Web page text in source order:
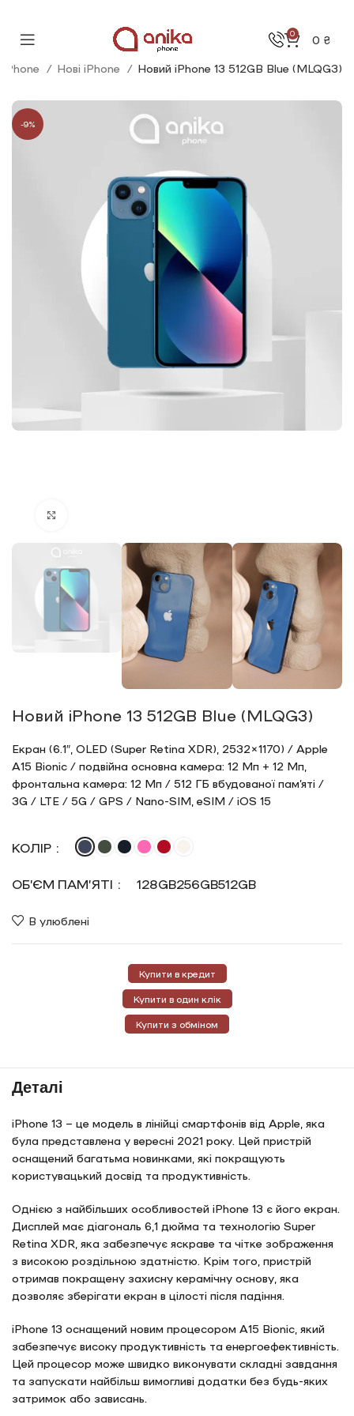
0 0 ₴
iPhone Нові iPhone Новий iPhone 13 512GB Blue (MLQG3)
-9%
Новий iPhone 13 512GB Blue (MLQG3)
Екран (6.1″, OLED (Super Retina XDR), 2532×1170) / Apple
A15 Bionic / подвійна основна камера: 12 Мп + 12 Мп,
фронтальна камера: 12 Мп / 512 ГБ вбудованої пам’яті /
3G / LTE / 5G / GPS / Nano-SIM, eSIM / iOS 15
КОЛІР
ОБ’ЄМ ПАМ’ЯТІ 128GB256GB512GB
В улюблені
Купити в кредит
Купити в один клік
Купити з обміном
Деталі
iPhone 13 – це модель в лінійці смартфонів від Apple, яка
була представлена у вересні 2021 року. Цей пристрій
оснащений багатьма новинками, які покращують
користувацький досвід та продуктивність.
Однією з найбільших особливостей iPhone 13 є його екран.
Дисплей має діагональ 6,1 дюйма та технологію Super
Retina XDR, яка забезпечує яскраве та чітке зображення
з високою роздільною здатністю. Крім того, пристрій
отримав покращену захисну керамічну основу, яка
дозволяє зберігати екран в цілості після падіння.
iPhone 13 оснащений новим процесором A15 Bionic, який
забезпечує високу продуктивність та енергоефективність.
Цей процесор може швидко виконувати складні завдання
та запускати найбільш вимогливі додатки без будь-яких
затримок або зависань.